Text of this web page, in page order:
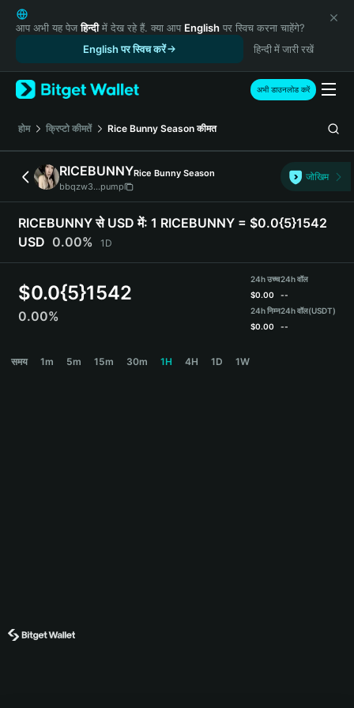
English
日本語
Русский
Español (Latinoamérica)
Türkçe
Italiano
Deutsch
简体中文
繁體中文
Português (Portugal)
Bahasa Indonesia
Español
आप अभी यह पेजहिन्दीमें देख रहे हैं. क्या आप English पर स्विच करना चाहेंगे?
English पर स्विच करें
हिन्दी में जारी रखें
अभी डाउनलोड करें
होम क्रिप्टो कीमतें Rice Bunny Season कीमत
RICEBUNNYRice Bunny Season
bbqzw3...pump
जोखिम
RICEBUNNY से USD में: 1 RICEBUNNY = $0.0{5}1542
USD 0.00% 1D
$0.0{5}1542
0.00%
24h उच्च
$0.00
24h निम्न
$0.00
24h वॉल
--
24h वॉल(USDT)
--
समय 1m 5m 15m 30m 1H 4H 1D 1W